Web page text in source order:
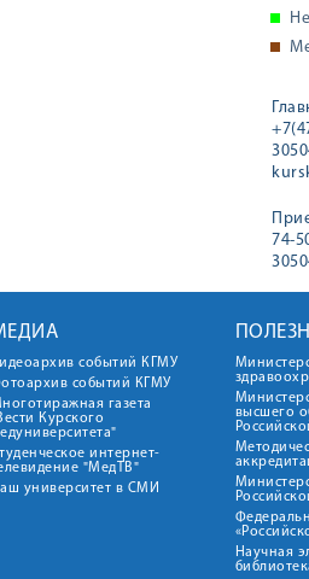
74-
событий КГМУ
событий КГМУ
газета
Курского
интернет-
"МедТВ"
университет в СМИ
высшего
Научная